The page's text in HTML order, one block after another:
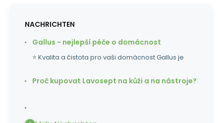
NACHRICHTEN
Gallus - nejlepší péče o domácnost
⭐ Kvalita a čistota pro vaši domácnost Gallus je
Proč kupovat Lavosept na kůži a na nástroje?